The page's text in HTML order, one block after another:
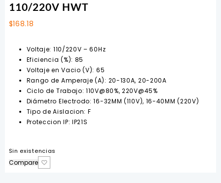
110/220V HWT
$168.18
Voltaje: 110/220V – 60Hz
Eficiencia (%): 85
Voltaje en Vacio (V): 65
Rango de Amperaje (A): 20-130A, 20-200A
Ciclo de Trabajo: 110V@80%, 220V@45%
Diámetro Electrodo: 16-32MM (110V), 16-40MM (220V)
Tipo de Aislacion: F
Proteccion IP: IP21S
Sin existencias
Compare